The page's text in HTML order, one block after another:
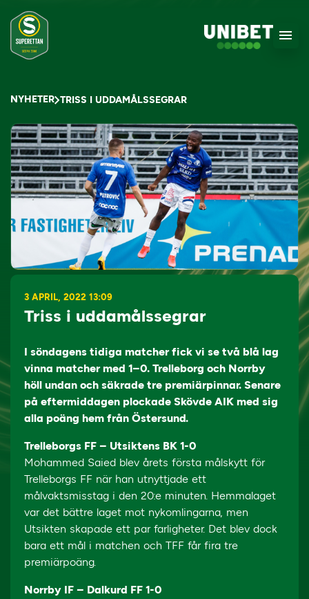
NYHETER TRISS I UDDAMÅLSSEGRAR
3 APRIL, 2022 13:09
Triss i uddamålssegrar
I söndagens tidiga matcher fick vi se två blå lag
vinna matcher med 1–0. Trelleborg och Norrby
höll undan och säkrade tre premiärpinnar. Senare
på eftermiddagen plockade Skövde AIK med sig
alla poäng hem från Östersund.
Trelleborgs FF – Utsiktens BK 1-0
Mohammed Saied blev årets första målskytt för
Trelleborgs FF när han utnyttjade ett
målvaktsmisstag i den 20:e minuten. Hemmalaget
var det bättre laget mot nykomlingarna, men
Utsikten skapade ett par farligheter. Det blev dock
bara ett mål i matchen och TFF får fira tre
premiärpoäng.
Norrby IF – Dalkurd FF 1-0